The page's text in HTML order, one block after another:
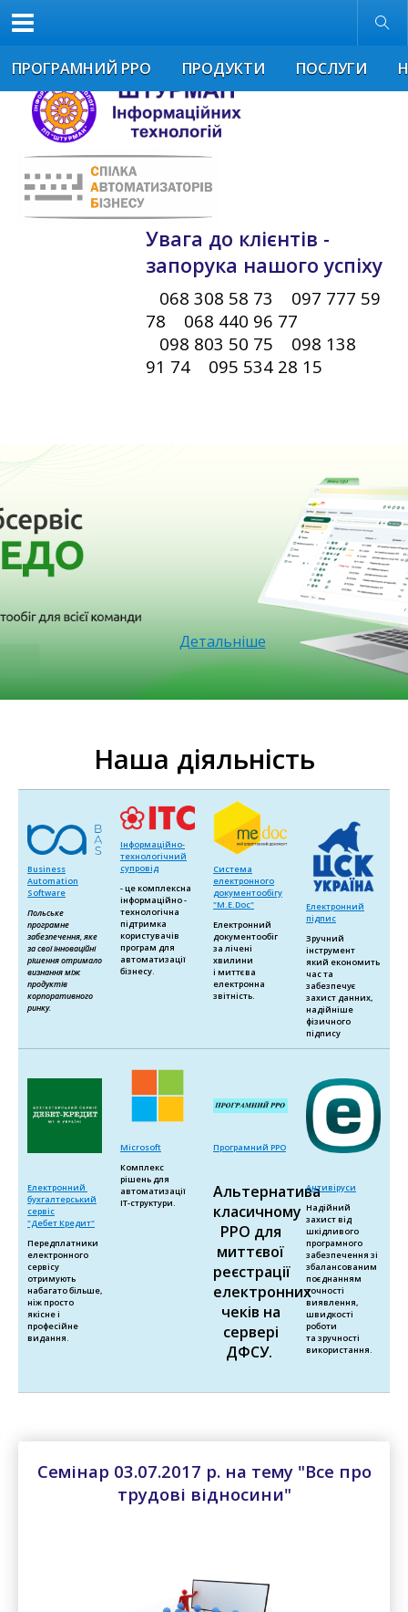
Розмір шрифта
Увага до клієнтів -
запорука нашого успіху
068 308 58 73 097 777 59
78 068 440 96 77
098 803 50 75 098 138
91 74 095 534 28 15
ПРОГРАМНИЙ РРО ПРОДУКТИ ПОСЛУГИ
Детальніше
Наша діяльність
Business
Automation
Software
Польське
програмне
забезпечення, яке
за свої інноваційні
рішення отримало
визнання між
продуктів
корпоративного
ринку.
Інформаційно-
технологічний
супровід
- це комплексна
інформаційно -
технологічна
підтримка
користувачів
програм для
автоматизації
бізнесу.
Система
електронного
документообігу
"M.E.Doc"
Електронний
документообіг
за лічені
хвилини
і миттєва
електронна
звітність.
Електронний
підпис
Зручний
інструмент
який економить
час та
забезпечує
захист данних,
надійніше
фізичного
підпису
Електронний
бухгалтерський
сервіс
"Дебет Кредит"
Передплатники
електронного
сервісу
отримують
набагато більше,
ніж просто
якісне і
професійне
видання.
Microsoft
Комплекс
рішень для
автоматизації
ІТ-структури.
Програмний РРО
Альтернатива
класичному
РРО для
миттєвої
реєстрації
електронних
чеків на
сервері
ДФСУ.
Антивіруси
Надійний
захист від
шкідливого
програмного
забезпечення зі
збалансованим
поєднанням
точності
виявлення,
швидкості
роботи
та зручності
використання.
Семінар 03.07.2017 р. на тему "Все про
трудові відносини"